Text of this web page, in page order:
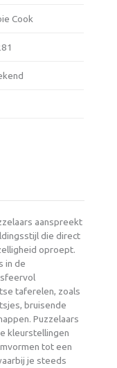
Cook
aanspreekt
die direct
oproept.
in de
taferelen, zoals
bruisende
Puzzelaars
kleurstellingen
tot een
je steeds